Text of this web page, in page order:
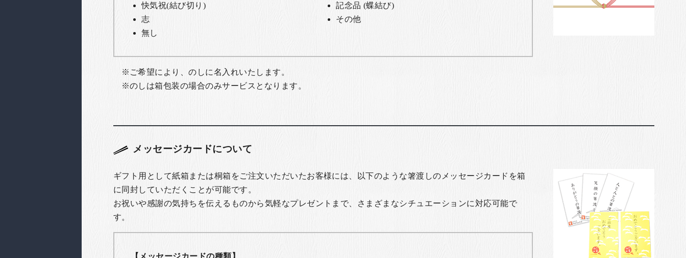
快気祝(結び切り)
記念品 (蝶結び)
志
その他
無し
ご希望により、のしに名入れいたします。
のしは箱包装の場合のみサービスとなります。
メッセージカードについて
ギフト用として紙箱または桐箱をご注文いただいたお客様には、以下のような箸渡しのメッセージカードを箱
に同封していただくことが可能です。
お祝いや感謝の気持ちを伝えるものから気軽なプレゼントまで、さまざまなシチュエーションに対応可能で
す。
【メッセージカードの種類】